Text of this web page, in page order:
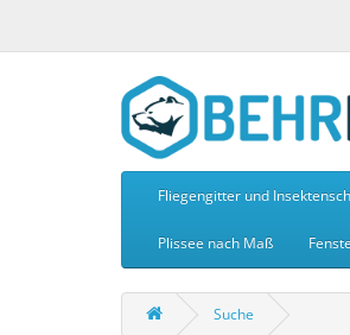
Fliegengitter und
Plissee nach Maß
Suche